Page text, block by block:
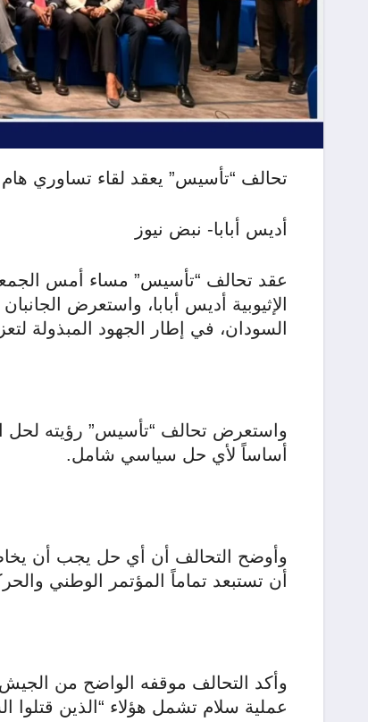
تحالف “تأسيس” يعقد لقاء تساوري هام
أديس أبابا- نبض نيوز
عقد تحالف “تأسيس” مساء أمس
الإثيوبية أديس أبابا، واستعرض
السودان، في إطار الجهود المبذولة
واستعرض تحالف “تأسيس” رؤيته لحل
أساساً لأي حل سياسي شامل.
وأوضح التحالف أن أي حل يجب أن
أن تستبعد تماماً المؤتمر الوطني
وأكد التحالف موقفه الواضح من الجيش
عملية سلام تشمل هؤلاء “الذين قتلوا الشعب